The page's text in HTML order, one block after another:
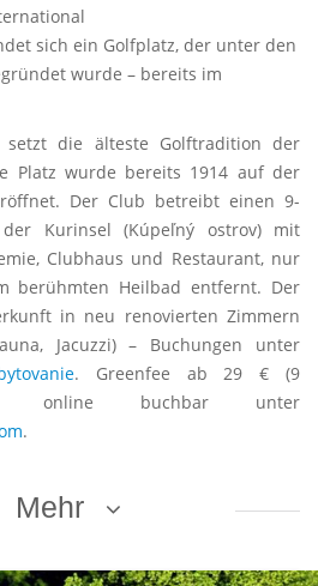
sich ein Golfplatz, der unter den
wurde – bereits im
setzt die älteste Golftradition der
Platz wurde bereits 1914 auf der
Der Club betreibt einen 9-
der Kurinsel (Kúpeľný ostrov) mit
Clubhaus und Restaurant, nur
berühmten Heilbad entfernt. Der
in neu renovierten Zimmern
Jacuzzi) – Buchungen unter
. Greenfee ab 29 € (9
online buchbar unter
.
Mehr